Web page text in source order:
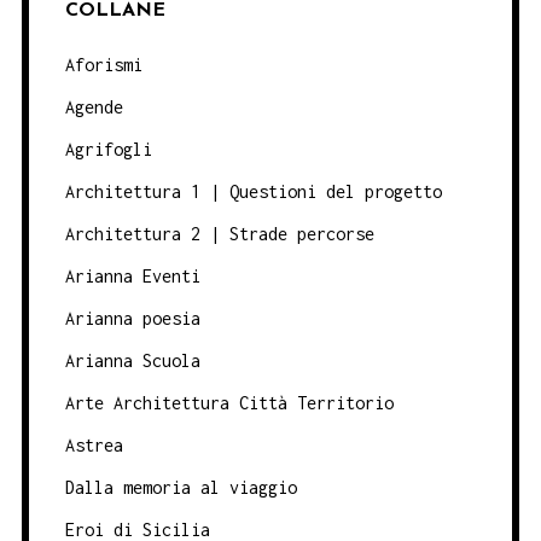
COLLANE
Aforismi
Agende
Agrifogli
Architettura 1 | Questioni del progetto
Architettura 2 | Strade percorse
Arianna Eventi
Arianna poesia
Arianna Scuola
Arte Architettura Città Territorio
Astrea
Dalla memoria al viaggio
Eroi di Sicilia